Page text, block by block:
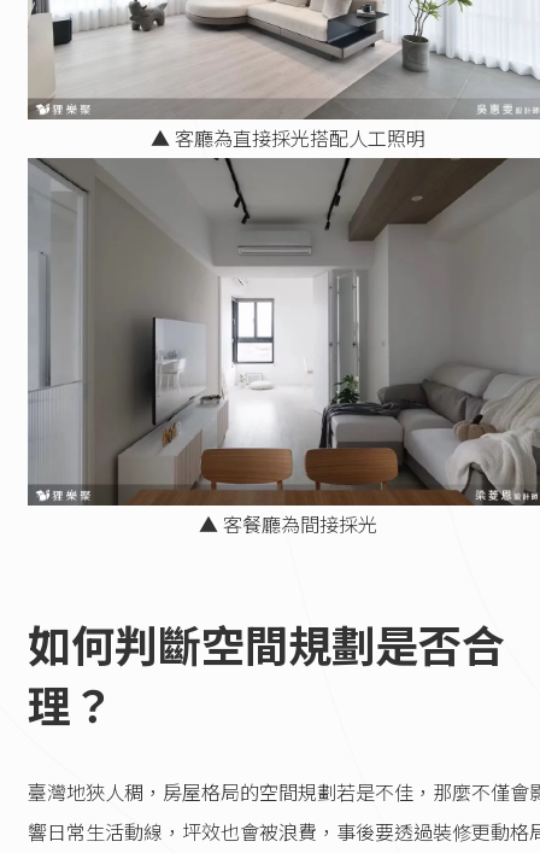
▲ 客廳為直接採光搭配人工照明
▲ 客餐廳為間接採光
如何判斷空間規劃是否合
理？
臺灣地狹人稠，房屋格局的空間規劃若是不佳，那麼不僅會
響日常生活動線，坪效也會被浪費，事後要透過裝修更動格